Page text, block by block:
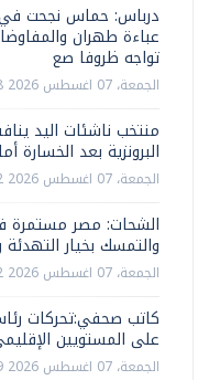
درباس: حماس نجحت
عباءة طهران
تواجه ظروفا صع
الجمعة، 07 اغسطس 2026 11:58 م
منتخب ناشئات اليد
البرونزية بعد الخسارة
الجمعة، 07 اغسطس 2026 11:52 م
الشحات: مصر مستمرة
والتمسك بخيار التهدئة
الجمعة، 07 اغسطس 2026 11:52 م
كاتب صحفي:تحركات
على المستويين
الجمعة، 07 اغسطس 2026 11:49 م